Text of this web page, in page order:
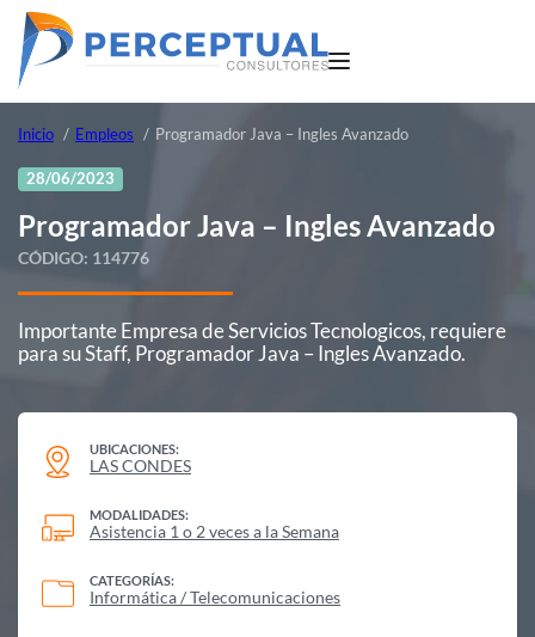
Inicio Empleos Programador Java – Ingles Avanzado
28/06/2023
Programador Java – Ingles Avanzado
CÓDIGO: 114776
Importante Empresa de Servicios Tecnologicos, requiere
para su Staff, Programador Java – Ingles Avanzado.
UBICACIONES:
LAS CONDES
MODALIDADES:
Asistencia 1 o 2 veces a la Semana
CATEGORÍAS:
Informática / Telecomunicaciones